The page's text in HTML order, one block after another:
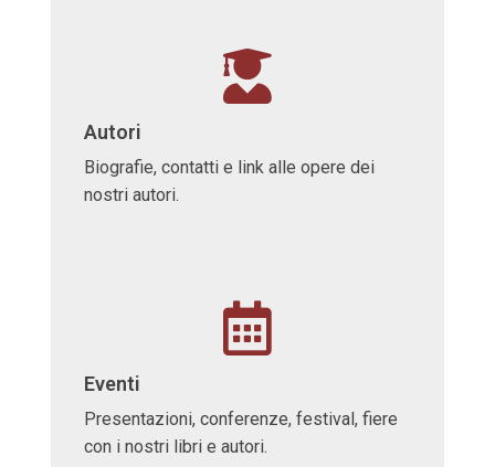
Autori
Biografie, contatti e link alle opere dei
nostri autori.
Eventi
Presentazioni, conferenze, festival, fiere
con i nostri libri e autori.